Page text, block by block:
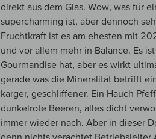
direkt aus dem Glas. Wow, was für
supercharming ist, aber dennoch
Fruchtkraft ist es am ehesten mit
und vor allem mehr in Balance. Es
Gourmandise hat, aber es wirkt
gerade was die Mineralität betrifft
karger, geschliffener. Ein Hauch
dunkelrote Beeren, alles dicht
immer wieder nach. Aber in dieser
denn nichts verachtet Betriebsleiter